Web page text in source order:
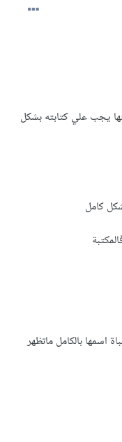
يجب علي كتابته بشكل
بالكامل ماتظهر